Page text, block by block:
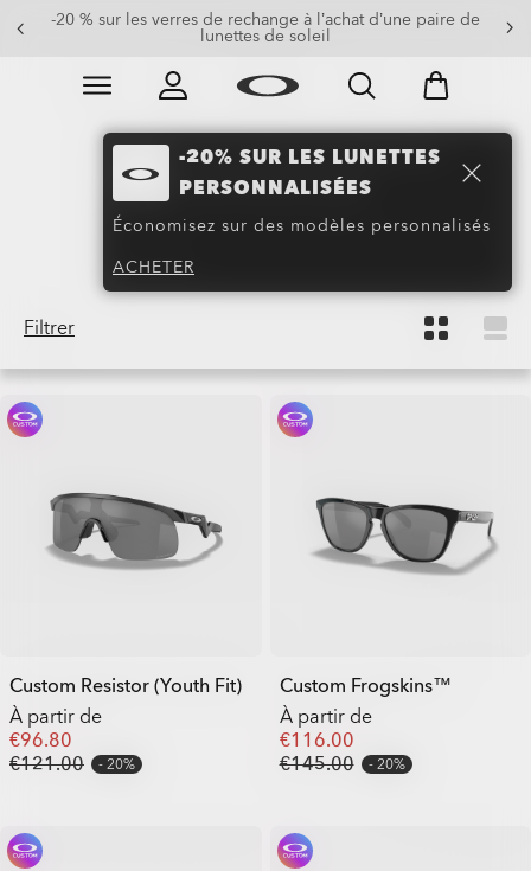
-20 % sur les verres de rechange à l’achat d’une paire de
lunettes de soleil
Slide 3 of 3. -20 % sur les verres de rechange à
-20% SUR LES LUNETTES
PERSONNALISÉES
Économisez sur des modèles personnalisés
ACHETER
Lunettes soleil
Lifestyle (24)
Filtrer
Custom Resistor (Youth Fit)
À partir de
€96.80
€121.00
20%
Custom Frogskins™
À partir de
€116.00
€145.00
20%